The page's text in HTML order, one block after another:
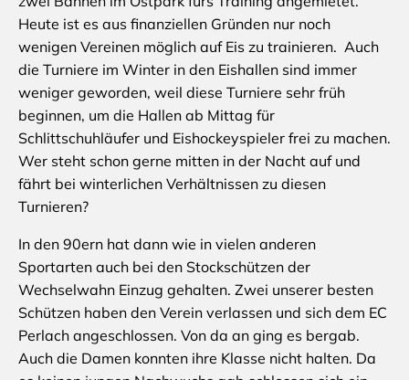
Heute ist es aus finanziellen Gründen nur noch
wenigen Vereinen möglich auf Eis zu trainieren. Auch
die Turniere im Winter in den Eishallen sind immer
weniger geworden, weil diese Turniere sehr früh
beginnen, um die Hallen ab Mittag für
Schlittschuhläufer und Eishockeyspieler frei zu machen.
Wer steht schon gerne mitten in der Nacht auf und
fährt bei winterlichen Verhältnissen zu diesen
Turnieren?
In den 90ern hat dann wie in vielen anderen
Sportarten auch bei den Stockschützen der
Wechselwahn Einzug gehalten. Zwei unserer besten
Schützen haben den Verein verlassen und sich dem EC
Perlach angeschlossen. Von da an ging es bergab.
Auch die Damen konnten ihre Klasse nicht halten. Da